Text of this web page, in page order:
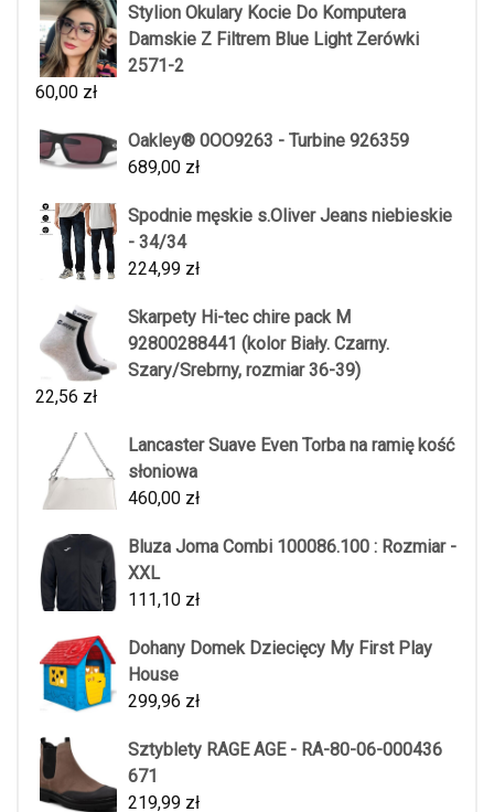
Stylion Okulary Kocie Do Komputera
Damskie Z Filtrem Blue Light Zerówki
2571-2
60,00 zł
Oakley® 0OO9263 - Turbine 926359
689,00 zł
Spodnie męskie s.Oliver Jeans niebieskie
- 34/34
224,99 zł
Skarpety Hi-tec chire pack M
92800288441 (kolor Biały. Czarny.
Szary/Srebrny, rozmiar 36-39)
22,56 zł
Lancaster Suave Even Torba na ramię kość
słoniowa
460,00 zł
Bluza Joma Combi 100086.100 : Rozmiar -
XXL
111,10 zł
Dohany Domek Dziecięcy My First Play
House
299,96 zł
Sztyblety RAGE AGE - RA-80-06-000436
671
219,99 zł